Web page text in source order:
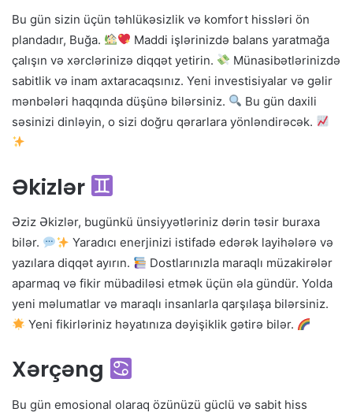
Bu gün sizin üçün təhlükəsizlik və komfort hissləri ön
plandadır, Buğa.
Maddi işlərinizdə balans yaratmağa
çalışın və xərclərinizə diqqət yetirin.
Münasibətlərinizdə
sabitlik və inam axtaracaqsınız. Yeni investisiyalar və gəlir
mənbələri haqqında düşünə bilərsiniz.
Bu gün daxili
səsinizi dinləyin, o sizi doğru qərarlara yönləndirəcək.
Əkizlər
Əziz Əkizlər, bugünkü ünsiyyətləriniz dərin təsir buraxa
bilər.
Yaradıcı enerjinizi istifadə edərək layihələrə və
yazılara diqqət ayırın.
Dostlarınızla maraqlı müzakirələr
aparmaq və fikir mübadiləsi etmək üçün əla gündür. Yolda
yeni məlumatlar və maraqlı insanlarla qarşılaşa bilərsiniz.
Yeni fikirləriniz həyatınıza dəyişiklik gətirə bilər.
Xərçəng
Bu gün emosional olaraq özünüzü güclü və sabit hiss